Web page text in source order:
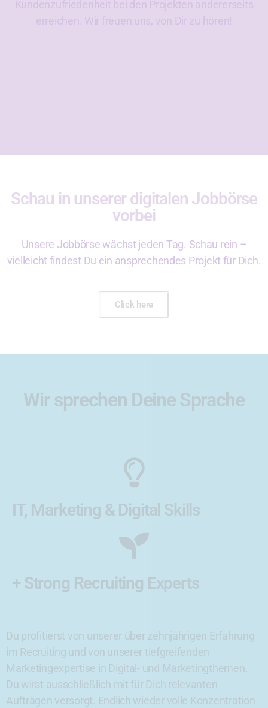
Schau in unserer digitalen Jobbörse
vorbei
Unsere Jobbörse wächst jeden Tag. Schau rein –
vielleicht findest Du ein ansprechendes Projekt für Dich.
Click here
Wir sprechen Deine Sprache
IT, Marketing & Digital Skills
+ Strong Recruiting Experts
Du profitierst von unserer über zehnjährigen Erfahrung
im Recruiting und von unserer tiefgreifenden
Marketingexpertise in Digital- und Marketingthemen.
Du wirst ausschließlich mit für Dich relevanten
Aufträgen versorgt. Endlich wieder volle Konzentration